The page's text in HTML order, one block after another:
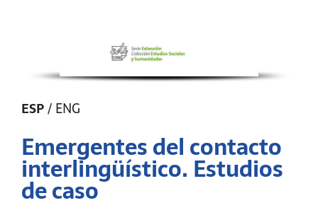
ESP/ ENG
Emergentes del contacto
interlingüístico. Estudios
de caso